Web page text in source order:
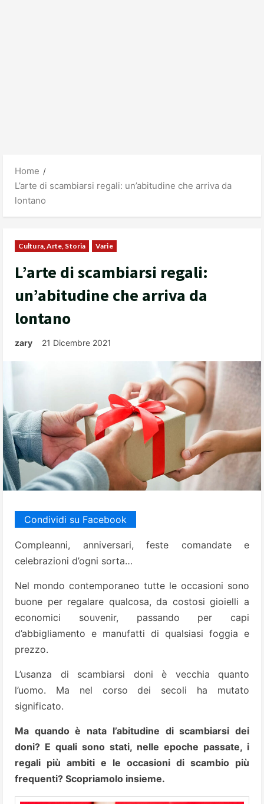
Home
L’arte di scambiarsi regali: un’abitudine che arriva da
lontano
Cultura, Arte, Storia Varie
L’arte di scambiarsi regali:
un’abitudine che arriva da
lontano
zary 21 Dicembre 2021
Condividi su Facebook
Compleanni, anniversari, feste comandate e
celebrazioni d’ogni sorta…
Nel mondo contemporaneo tutte le occasioni sono
buone per regalare qualcosa, da costosi gioielli a
economici souvenir, passando per capi
d’abbigliamento e manufatti di qualsiasi foggia e
prezzo.
L’usanza di scambiarsi doni è vecchia quanto
l’uomo. Ma nel corso dei secoli ha mutato
significato.
Ma quando è nata l’abitudine di scambiarsi dei
doni? E quali sono stati, nelle epoche passate, i
regali più ambiti e le occasioni di scambio più
frequenti? Scopriamolo insieme.